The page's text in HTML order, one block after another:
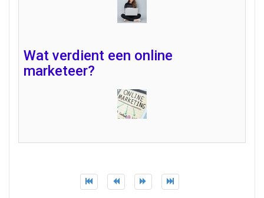
Wat verdient een online
marketeer?